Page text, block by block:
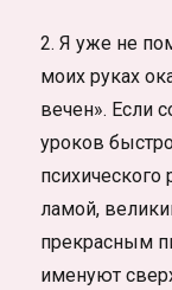
2. Я уже не
моих руках
вечен». Если
уроков
психического
ламой,
прекрасным
именуют